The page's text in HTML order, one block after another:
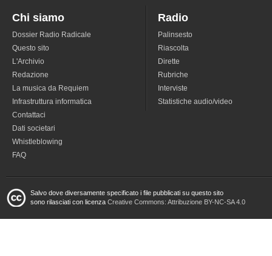
Chi siamo
Dossier Radio Radicale
Questo sito
L'Archivio
Redazione
La musica da Requiem
Infrastruttura informatica
Contattaci
Dati societari
Whistleblowing
FAQ
Radio
Palinsesto
Riascolta
Dirette
Rubriche
Interviste
Statistiche audio/video
Salvo dove diversamente specificato i file pubblicati su questo sito
sono rilasciati con licenza Creative Commons: Attribuzione BY-NC-SA 4.0